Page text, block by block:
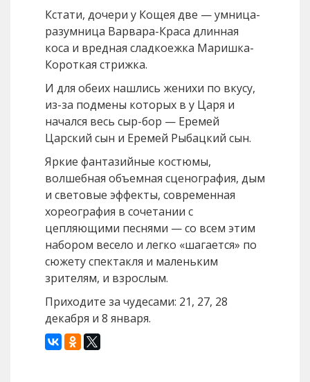
Кстати, дочери у Кощея две — умница-
разумница Варвара-Краса длинная
коса и вредная сладкоежка Маришка-
Короткая стрижка.
И для обеих нашлись женихи по вкусу,
из-за подмены которых в у Царя и
начался весь сыр-бор — Еремей
Царский сын и Еремей Рыбацкий сын.
Яркие фантазийные костюмы,
волшебная объемная сценография, дым
и световые эффекты, современная
хореография в сочетании с
цепляющими песнями — со всем этим
набором весело и легко «шагается» по
сюжету спектакля и маленьким
зрителям, и взрослым.
Приходите за чудесами: 21, 27, 28
декабря и 8 января.